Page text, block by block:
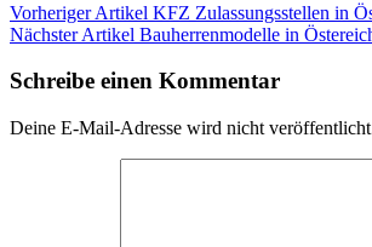
Vorheriger Artikel KFZ Zulassungsstellen in
Nächster Artikel Bauherrenmodelle in
Schreibe einen Kommentar
Deine E-Mail-Adresse wird nicht